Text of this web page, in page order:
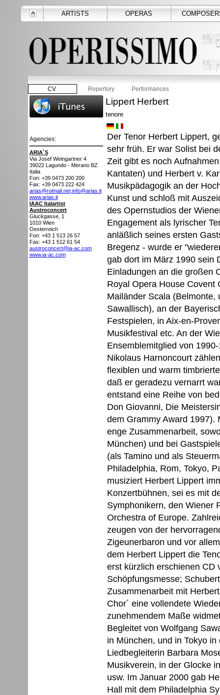
ARTISTS OPERAS
CV Repertory Performances
Agencies:
ARIA`S
Via Josef Weingartner 4
39022 Lagundo - Merano BZ
Italia
Fon: +39 0473 200 200
Fax: +39 0473 222 424
arias@rolmail.net,info@arias.it
www.arias.it
IAAC Italartist
Austroconcert
Gluckgasse, 1
1010 Wien
Oesterreich
Fon: +43 1 513 26 57
Fax: +43 1 512 61 54
austroconcert@ia-ac.com
www.ia-ac.com
Lippert Herbert
tenore
Der Tenor Herbert Lippert,
sehr früh. Er war Solist bei
Zeit gibt es noch
Kantaten) und Herbert v.
Musikpädagogik an der
Kunst und schloß mit
des Opernstudios der
Engagement als lyrischer
anläßlich seines ersten
Bregenz - wurde er
gab dort im März 1990 sein
Einladungen an die großen
Royal Opera House Covent
Mailänder Scala (Belmonte,
Sawallisch), an der
Festspielen, in Aix-en-
Musikfestival etc. An der
Ensemblemitglied von
Nikolaus Harnoncourt
flexiblen und warm
daß er geradezu vernarrt
entstand eine Reihe von
Don Giovanni, Die
dem Grammy Award 1997).
enge Zusammenarbeit,
München) und bei
(als Tamino und als
Philadelphia, Rom, Tokyo,
musiziert Herbert Lippert
Konzertbühnen, sei es mit
Symphonikern, den Wiener
Orchestra of Europe.
zeugen von der
Zigeunerbaron und vor
dem Herbert Lippert die
erst kürzlich erschienen CD
Schöpfungsmesse;
Zusammenarbeit mit
Chor´ eine vollendete
zunehmendem Maße
Begleitet von Wolfgang
in München, und in Tokyo
Liedbegleiterin Barbara
Musikverein, in der Glocke
usw. Im Januar 2000 gab
Hall mit dem Philadelphia